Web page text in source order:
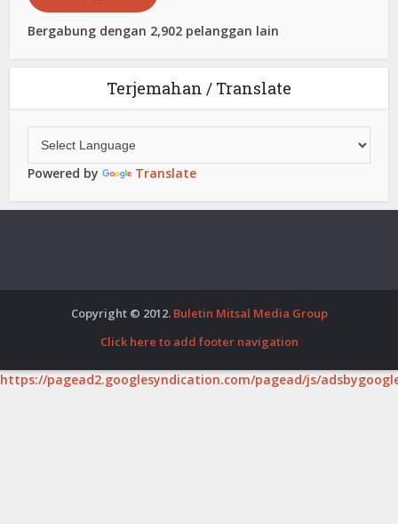
Bergabung dengan 2,902 pelanggan lain
Terjemahan / Translate
Powered by Translate
Copyright © 2012. Buletin Mitsal Media Group
Click here to add footer navigation
https://pagead2.googlesyndication.com/pagead/js/